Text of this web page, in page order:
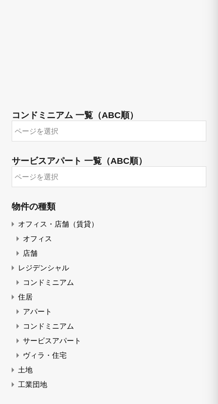
コンドミニアム 一覧（ABC順）
サービスアパート 一覧（ABC順）
物件の種類
オフィス・店舗（賃貸）
オフィス
店舗
レジデンシャル
コンドミニアム
住居
アパート
コンドミニアム
サービスアパート
ヴィラ・住宅
土地
工業団地